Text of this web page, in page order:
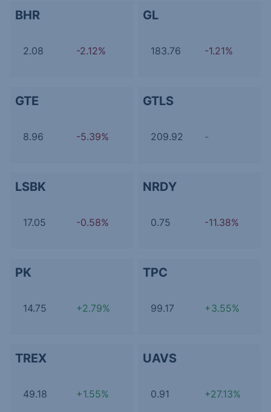
BHR
2.08 -2.12%
GL
183.76 -1.21%
GTE
8.96 -5.39%
GTLS
209.92 -
LSBK
17.05 -0.58%
NRDY
0.75 -11.38%
PK
14.75 +2.79%
TPC
99.17 +3.55%
TREX
49.18 +1.55%
UAVS
0.91 +27.13%